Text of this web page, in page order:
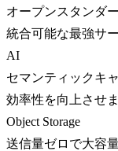
オープンスタンダ
統合可能な最強サ
AI
セマンティックキ
効率性を向上させ
Object Storage
送信量ゼロで大容